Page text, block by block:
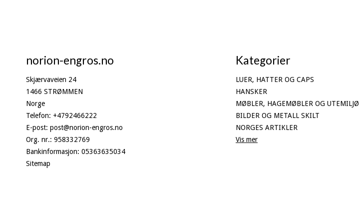
norion-engros.no
Skjærvaveien 24
1466 STRØMMEN
Norge
Telefon: +4792466222
E-post: post@norion-engros.no
Org. nr.: 958332769
Bankinformasjon: 05363635034
Sitemap
Kategorier
LUER, HATTER OG CAPS
HANSKER
MØBLER, HAGEMØBLER OG UTEMILJØ
BILDER OG METALL SKILT
NORGES ARTIKLER
Vis mer